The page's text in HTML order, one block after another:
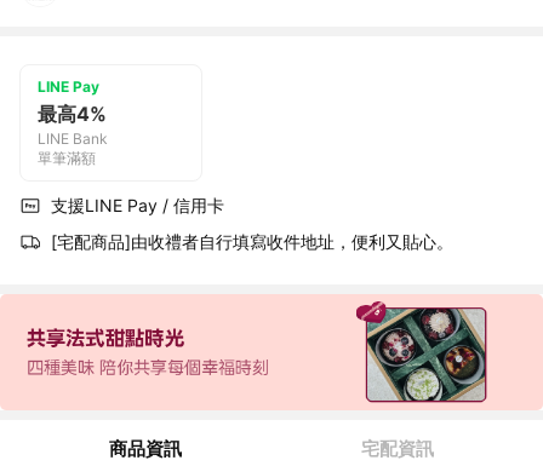
LINE Pay
最高4%
LINE Bank
單筆滿額
支援LINE Pay / 信用卡
[宅配商品]由收禮者自行填寫收件地址，便利又貼心。
商品資訊 宅配資訊